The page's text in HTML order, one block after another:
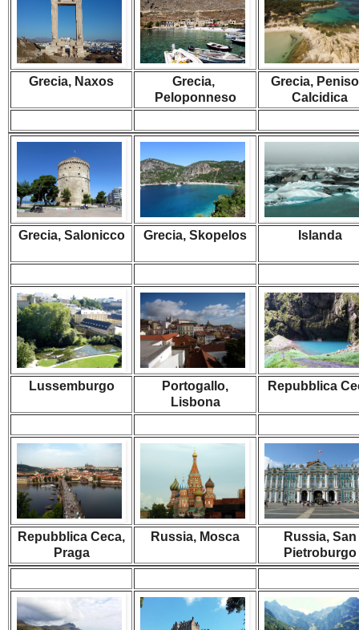
Grecia, Naxos
Grecia,
Peloponneso
Grecia,
Calcidica
Grecia, Salonicco Grecia, Skopelos Islanda
Lussemburgo
Portogallo,
Lisbona
Repubblica
Repubblica Ceca,
Praga
Russia, Mosca
Russia, San
Pietroburgo